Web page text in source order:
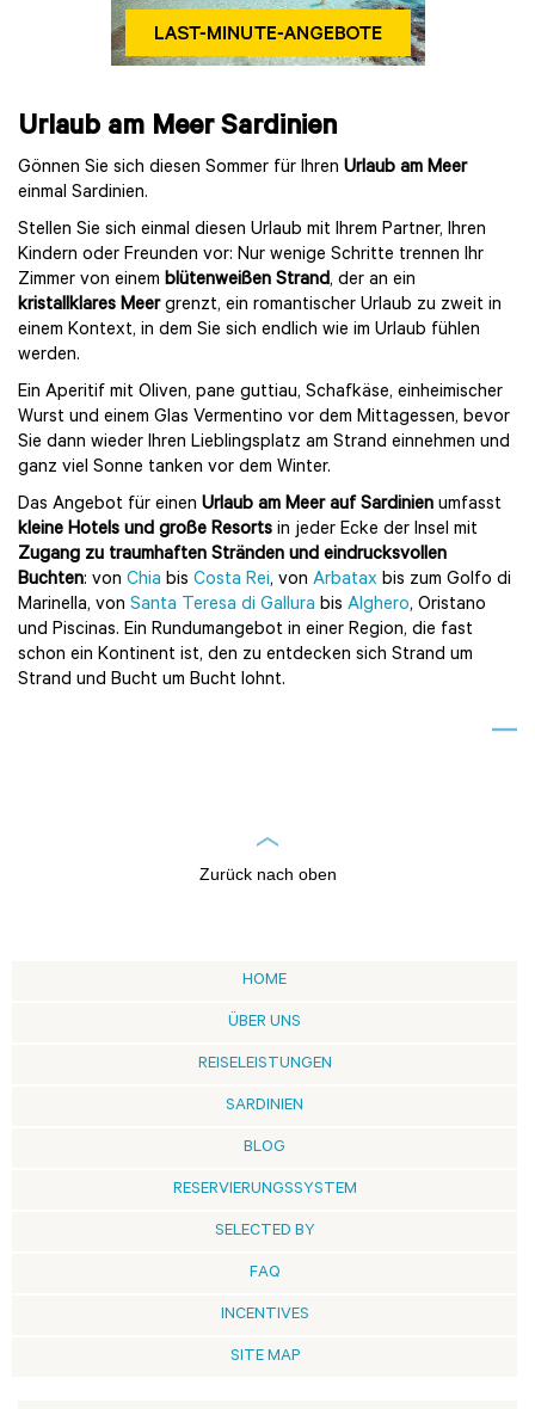
Urlaub am Meer Sardinien
Gönnen Sie sich diesen Sommer für Ihren Urlaub am Meer
einmal Sardinien.
Stellen Sie sich einmal diesen Urlaub mit Ihrem Partner, Ihren
Kindern oder Freunden vor: Nur wenige Schritte trennen Ihr
Zimmer von einem blütenweißen Strand, der an ein
kristallklares Meergrenzt, ein romantischer Urlaub zu zweit in
einem Kontext, in dem Sie sich endlich wie im Urlaub fühlen
werden.
Ein Aperitif mit Oliven, pane guttiau, Schafkäse, einheimischer
Wurst und einem Glas Vermentino vor dem Mittagessen, bevor
Sie dann wieder Ihren Lieblingsplatz am Strand einnehmen und
ganz viel Sonne tanken vor dem Winter.
Das Angebot für einen Urlaub am Meer auf Sardinien umfasst
kleine Hotels und große Resorts in jeder Ecke der Insel mit
Zugang zu traumhaften Stränden und eindrucksvollen
Buchten: von Chia bis Costa Rei, von Arbatax bis zum Golfo di
Marinella, von Santa Teresa di Gallura bis Alghero, Oristano
und Piscinas. Ein Rundumangebot in einer Region, die fast
schon ein Kontinent ist, den zu entdecken sich Strand um
Strand und Bucht um Bucht lohnt.
Zurück nach oben
HOME
ÜBER UNS
REISELEISTUNGEN
SARDINIEN
BLOG
RESERVIERUNGSSYSTEM
SELECTED BY
FAQ
INCENTIVES
SITE MAP